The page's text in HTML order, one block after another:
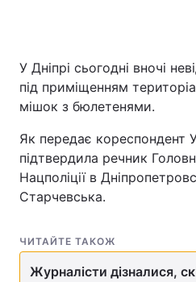
У Дніпрі сьогодні вночі
під приміщенням
мішок з бюлетенями.
Як передає кореспондент
підтвердила речник
Нацполіції в
Старчевська.
ЧИТАЙТЕ ТАКОЖ
Журналісти дізналися,